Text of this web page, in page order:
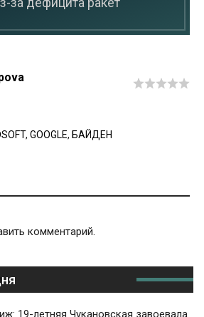
, GOOGLE, БАЙДЕН
комментарий.
19-летняя Чукановская завоевала